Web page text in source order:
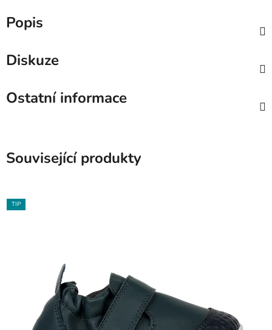
Popis
Diskuze
Ostatní informace
Související produkty
TIP